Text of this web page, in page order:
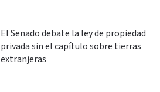
El Senado debate la ley de propiedad
privada sin el capítulo sobre tierras
extranjeras